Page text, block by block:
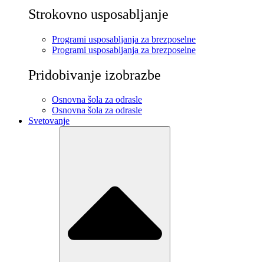
Strokovno usposabljanje
Programi usposabljanja za brezposelne
Programi usposabljanja za brezposelne
Pridobivanje izobrazbe
Osnovna šola za odrasle
Osnovna šola za odrasle
Svetovanje